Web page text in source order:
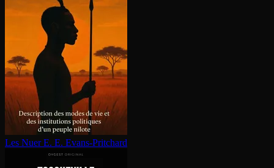
Les Nuer E. E. Evans-Pritchard